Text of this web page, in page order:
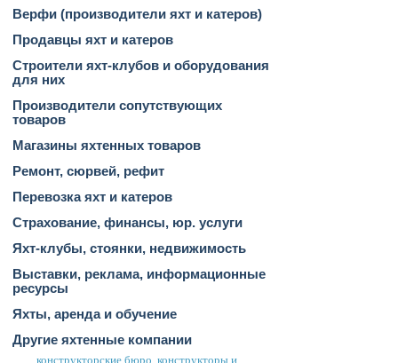
Верфи (производители яхт и катеров)
Продавцы яхт и катеров
Строители яхт-клубов и оборудования
для них
Производители сопутствующих
товаров
Магазины яхтенных товаров
Ремонт, сюрвей, рефит
Перевозка яхт и катеров
Страхование, финансы, юр. услуги
Яхт-клубы, стоянки, недвижимость
Выставки, реклама, информационные
ресурсы
Яхты, аренда и обучение
Другие яхтенные компании
конструкторские бюро, конструкторы и